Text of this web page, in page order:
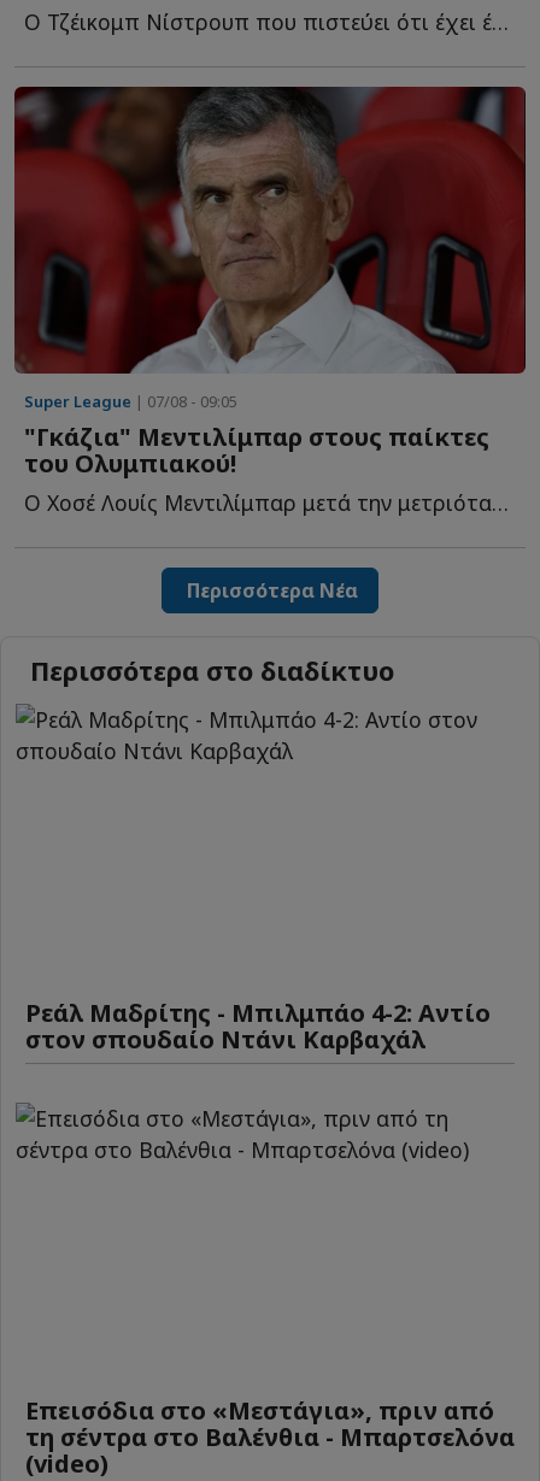
Ο Τζέικομπ Νίστρουπ που πιστεύει ότι έχει έρθει στη Βίμποργκ, η...
Super League | 07/08 - 09:05
"Γκάζια" Μεντιλίμπαρ στους παίκτες
του Ολυμπιακού!
Ο Χοσέ Λουίς Μεντιλίμπαρ μετά την μετριότατη εμφάνιση κ...
Περισσότερα Νέα
Περισσότερα στο διαδίκτυο
Ρεάλ Μαδρίτης - Μπιλμπάο 4-2: Αντίο
στον σπουδαίο Ντάνι Καρβαχάλ
Επεισόδια στο «Μεστάγια», πριν από
τη σέντρα στο Βαλένθια - Μπαρτσελόνα
(video)